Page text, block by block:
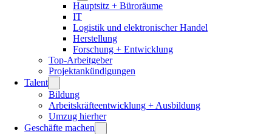
Hauptsitz + Büroräume
IT
Logistik und elektronischer Handel
Herstellung
Forschung + Entwicklung
Top-Arbeitgeber
Projektankündigungen
Talent
Bildung
Arbeitskräfteentwicklung + Ausbildung
Umzug hierher
Geschäfte machen